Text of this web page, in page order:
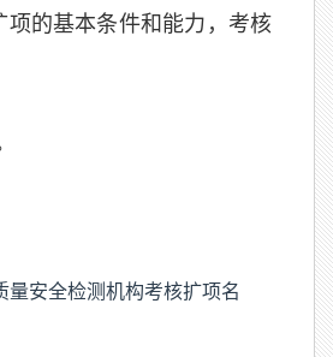
项的基本条件和能力，考核
量安全检测机构考核扩项名